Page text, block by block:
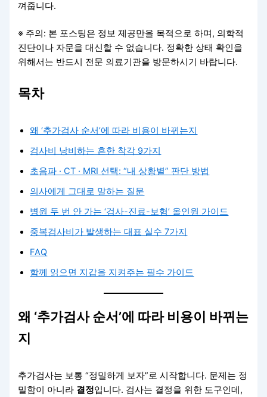
껴줍니다.
※ 주의: 본 포스팅은 정보 제공만을 목적으로 하며, 의학적
진단이나 자문을 대신할 수 없습니다. 정확한 상태 확인을
위해서는 반드시 전문 의료기관을 방문하시기 바랍니다.
목차
왜 ‘추가검사 순서’에 따라 비용이 바뀌는지
검사비 낭비하는 흔한 착각 9가지
초음파 · CT · MRI 선택: “내 상황별” 판단 방법
의사에게 그대로 말하는 질문
병원 두 번 안 가는 ‘검사-진료-보험’ 올인원 가이드
중복검사비가 발생하는 대표 실수 7가지
FAQ
함께 읽으면 지갑을 지켜주는 필수 가이드
왜 ‘추가검사 순서’에 따라 비용이 바뀌는
지
추가검사는 보통 “정밀하게 보자”로 시작합니다. 문제는 정
밀함이 아니라 결정입니다. 검사는 결정을 위한 도구인데,